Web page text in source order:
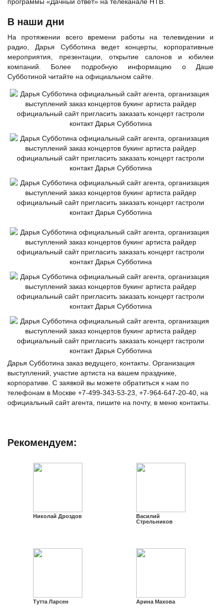
В наши дни
На протяжении всего времени работы на телевидении и
радио, Дарья Субботина ведет концерты, корпоративные
мероприятия, презентации, открытие салонов и юбилеи
компаний. Более подробную информацию о Даше
Субботиной читайте на официальном сайте.
Дарья Субботина заказ ведущего, контакты. Организация
выступлений, участие артиста на вашем празднике,
корпоративе. С заявкой вы можете обратиться к нам по
телефонам в Москве +7-499-343-53-23, +7-964-647-20-40, на
официальный сайт агента, пишите на почту, в меню контакты.
Рекомендуем:
Николай Дроздов
Василий
Стрельников
Тутта Ларсен Арина Махова